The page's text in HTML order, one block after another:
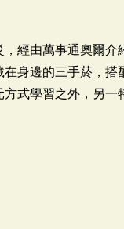
經由萬事通奧爾
身邊的三手菸，
式學習之外，另一